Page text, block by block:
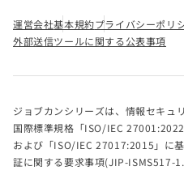
運営会社基本規約プライバシーポリ
外部送信ツールに関する公表事項
ジョブカンシリーズは、情報セキュ
国際標準規格「ISO/IEC
および「ISO/IEC 27017:2015」に
証に関する要求事項(JIP-ISMS517-